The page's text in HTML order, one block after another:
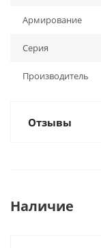
Армирование
Серия
Производитель
Отзывы
Наличие